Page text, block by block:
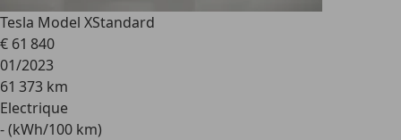
Tesla Model XStandard
€ 61 840
01/2023
61 373 km
Electrique
- (kWh/100 km)